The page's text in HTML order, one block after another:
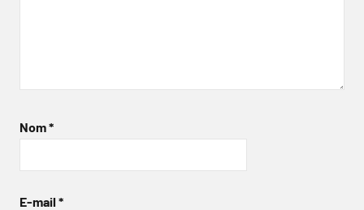
Nom*
E-mail *